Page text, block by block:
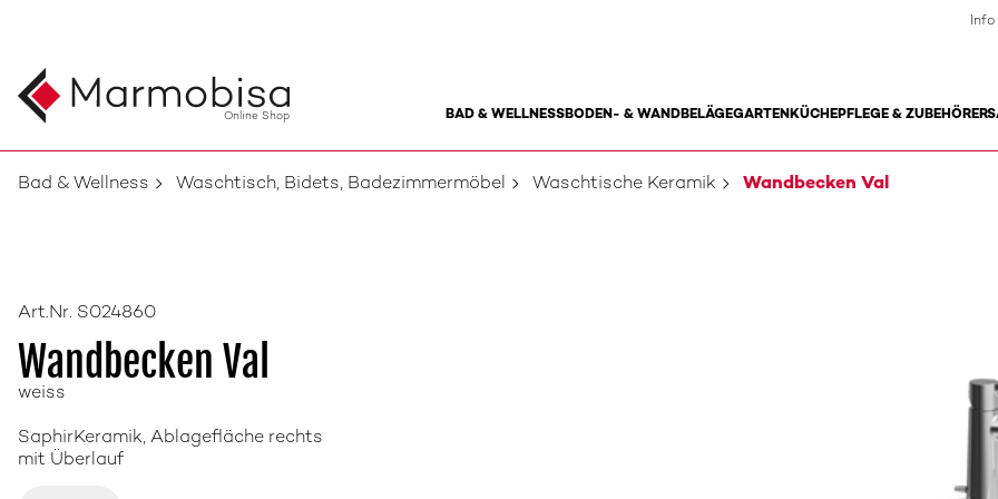
Online Shop BAD & WELLNESSBODEN- & WANDBELÄGEGARTENKÜCHEPFLEGE & ZUBEHÖR
Info
Bad & Wellness Waschtisch, Bidets, Badezimmermöbel Waschtische Keramik Wandbecken Val
Art.Nr. S024860
Wandbecken Val
weiss
SaphirKeramik, Ablagefläche rechts
mit Überlauf